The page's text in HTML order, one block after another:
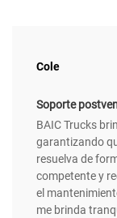
Cole
Soporte
BAIC Trucks
garantizando
resuelva de
competente y
el
me brinda